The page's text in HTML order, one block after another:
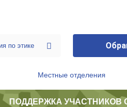
Местные отделения
ПОДДЕРЖКА УЧАСТНИКОВ